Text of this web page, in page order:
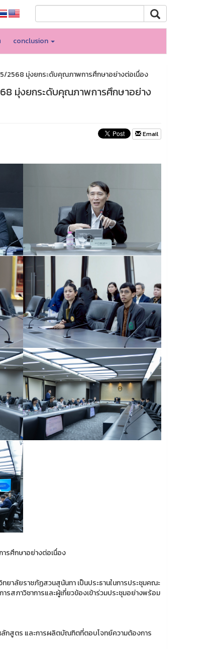
conclusion
2568 มุ่งยกระดับคุณภาพการศึกษาอย่างต่อเนื่อง
มุ่งยกระดับคุณภาพการศึกษาอย่าง
Email
รศึกษาอย่างต่อเนื่อง
าลัยราชภัฏสวนสุนันทา เป็นประธานในการประชุมคณะ
สภาวิชาการและผู้เกี่ยวข้องเข้าร่วมประชุมอย่างพร้อม
กสูตร และการผลิตบัณฑิตที่ตอบโจทย์ความต้องการ